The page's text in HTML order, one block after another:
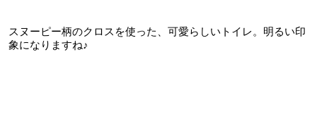
スヌーピー柄のクロスを使った、可愛らしいトイレ。明るい印
象になりますね♪